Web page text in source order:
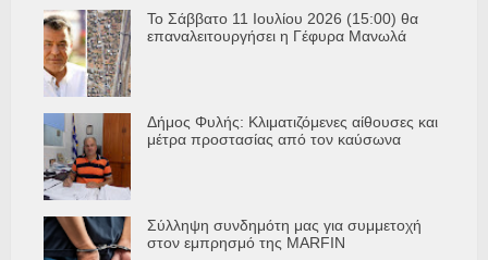
Το Σάββατο 11 Ιουλίου 2026 (15:00) θα
επαναλειτουργήσει η Γέφυρα Μανωλά
Δήμος Φυλής: Κλιματιζόμενες αίθουσες και
μέτρα προστασίας από τον καύσωνα
Σύλληψη συνδημότη μας για συμμετοχή
στον εμπρησμό της MARFIN